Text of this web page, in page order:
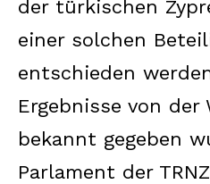
der türkischen
einer solchen
entschieden
Ergebnisse von der
bekannt gegeben
Parlament der